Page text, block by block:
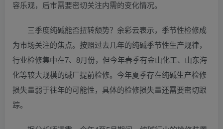
容乐观，后市需要密切关注内需的变化情况。
三季度纯碱能否扭转颓势？余彩云表示，季节性检修成
为市场关注的焦点。按照过去几年的纯碱季节性生产规律，
行业检修集中在7、8月份，但今年春季有金山化工、山东海
化等较大规模的碱厂提前检修。今年夏季存在纯碱生产检修
损失量弱于往年的可能性，具体的检修损失量还需要密切跟
踪。